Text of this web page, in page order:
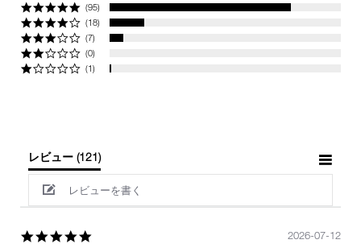
(95)
(18)
(7)
(0)
(1)
レビュー (121)
レビューを書く
2026-07-12